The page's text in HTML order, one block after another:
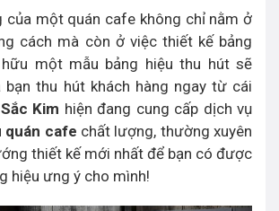
của một quán cafe không chỉ nằm ở
cách mà còn ở việc thiết kế bảng
một mẫu bảng hiệu thu hút sẽ
bạn thu hút khách hàng ngay từ cái
Sắc Kim hiện đang cung cấp dịch vụ
quán cafe chất lượng, thường xuyên
thiết kế mới nhất để bạn có được
hiệu ưng ý cho mình!